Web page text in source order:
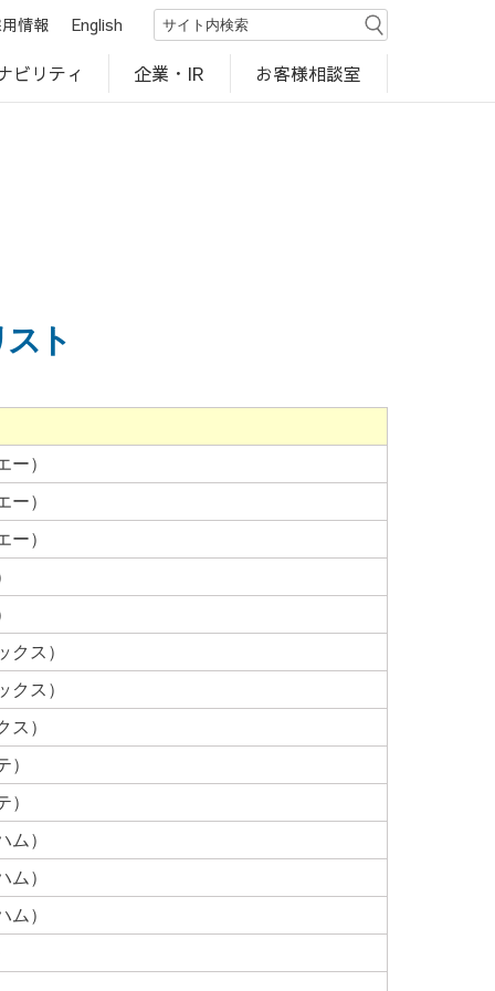
情報 English
ビリティ 企業・IR お客様相談室
ト
）
ー）
）
ス）
ス）
ス）
ム）
ム）
）